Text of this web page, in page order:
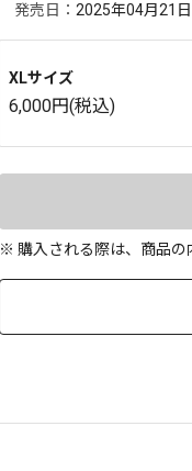
XLサイズ
6,000円(税込)
発売日： 2025年04月21日
※ 購入される際は、商品の